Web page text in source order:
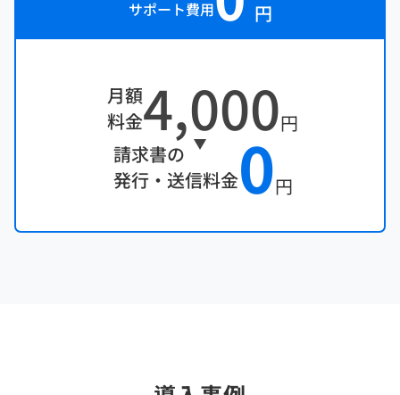
サポート費用
円
月額
料金4,000円
請求書の
発行・送信料金0円